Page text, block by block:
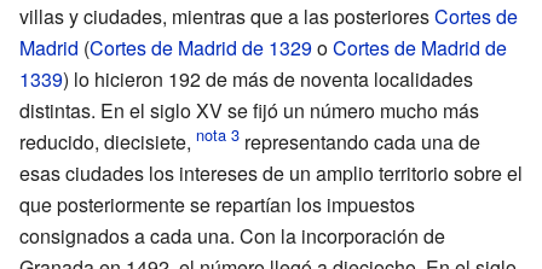
villas y ciudades, mientras que a las posterioresCortes de
Madrid (Cortes de Madrid de 1329oCortes de Madrid de
1339) lo hicieron 192 de más de noventa localidades
distintas. En el sigloXVse fijó un número mucho más
reducido, diecisiete,
representando cada una de
esas ciudades los intereses de un amplio territorio sobre el
que posteriormente se repartían los impuestos
consignados a cada una. Con la incorporación de